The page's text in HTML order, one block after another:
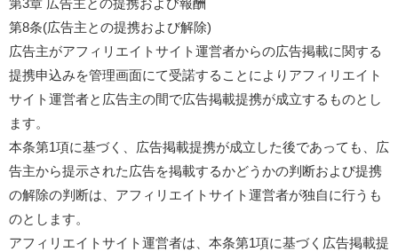
第3章 広告主との提携および報酬
第8条(広告主との提携および解除)
広告主がアフィリエイトサイト運営者からの広告掲載に関する
提携申込みを管理画面にて受諾することによりアフィリエイト
サイト運営者と広告主の間で広告掲載提携が成立するものとし
ます。
本条第1項に基づく、広告掲載提携が成立した後であっても、広
告主から提示された広告を掲載するかどうかの判断および提携
の解除の判断は、アフィリエイトサイト運営者が独自に行うも
のとします。
アフィリエイトサイト運営者は、本条第1項に基づく広告掲載提